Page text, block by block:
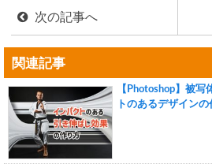
次の記事へ
関連記事
【Photoshop】被
トのあるデザインの